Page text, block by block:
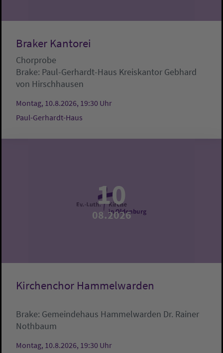
Braker Kantorei
Chorprobe
Brake: Paul-Gerhardt-Haus Kreiskantor Gebhard
von Hirschhausen
Montag, 10.8.2026, 19:30 Uhr
Paul-Gerhardt-Haus
10
08.2026
Kirchenchor Hammelwarden
Brake: Gemeindehaus Hammelwarden Dr. Rainer
Nothbaum
Montag, 10.8.2026, 19:30 Uhr